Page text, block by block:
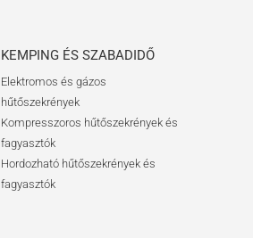
KEMPING ÉS SZABADIDŐ
Elektromos és gázos
hűtőszekrények
Kompresszoros hűtőszekrények és
fagyasztók
Hordozható hűtőszekrények és
fagyasztók